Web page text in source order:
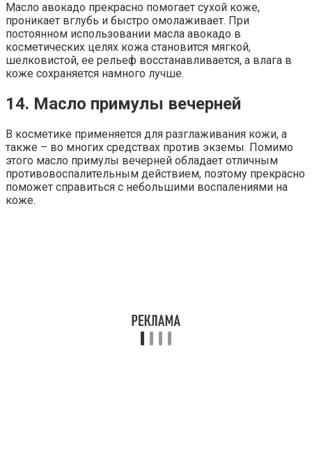
Масло авокадо прекрасно помогает сухой коже,
проникает вглубь и быстро омолаживает. При
постоянном использовании масла авокадо в
косметических целях кожа становится мягкой,
шелковистой, ее рельеф восстанавливается, а влага в
коже сохраняется намного лучше.
14. Масло примулы вечерней
В косметике применяется для разглаживания кожи, а
также – во многих средствах против экземы. Помимо
этого масло примулы вечерней обладает отличным
противовоспалительным действием, поэтому прекрасно
поможет справиться с небольшими воспалениями на
коже.